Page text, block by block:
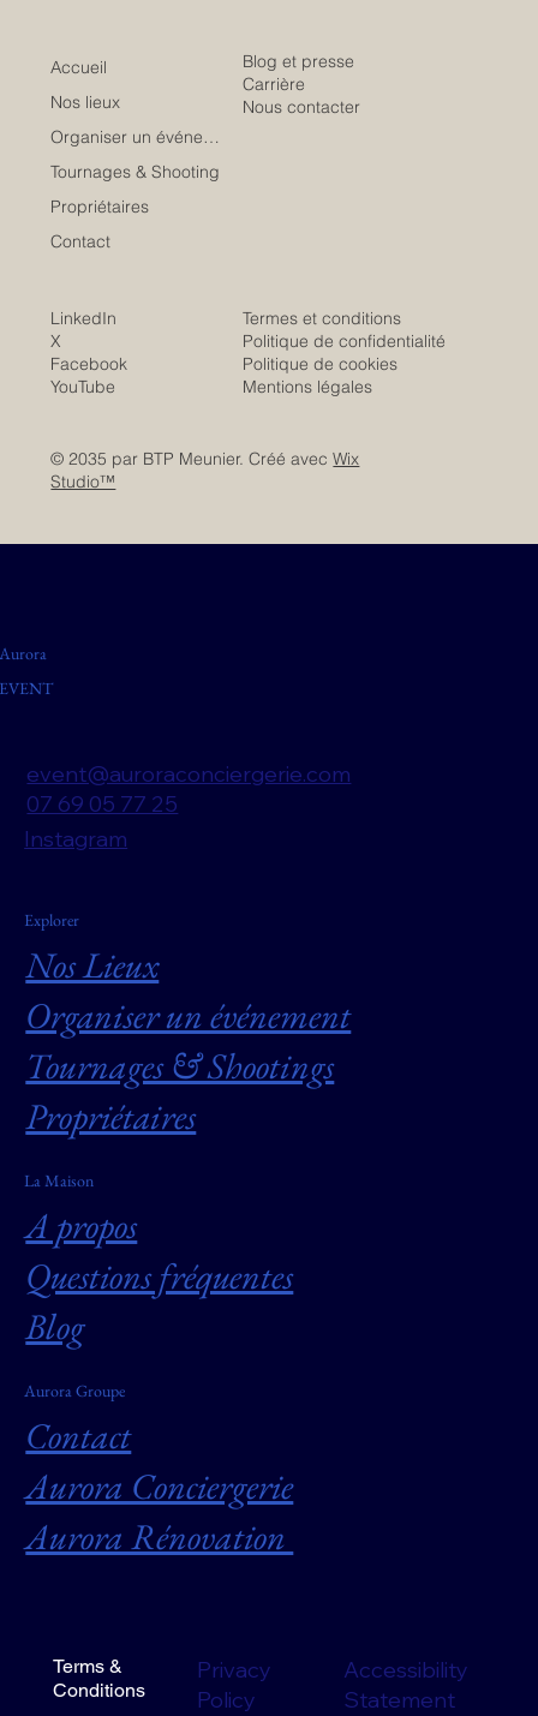
Accueil
Nos lieux
Organiser un événement
Tournages & Shooting
Propriétaires
Contact
Blog et presse
Carrière
Nous contacter
Termes et conditions
Politique de confidentialité
Politique de cookies
Mentions légales
LinkedIn
X
Facebook
YouTube
© 2035 par BTP Meunier. Créé avecWix
Studio™
Aurora
Instagram
Explorer
Nos Lieux
Organiser un événement
Tournages & Shootings
Propriétaires
Aurora Groupe
Contact
Aurora Conciergerie
Aurora Rénovation
La Maison
A propos
Questions fréquentes
Blog
Terms &
Conditions
Privacy
Policy
Accessibility
Statement
event@auroraconciergerie.com
07 69 05 77 25